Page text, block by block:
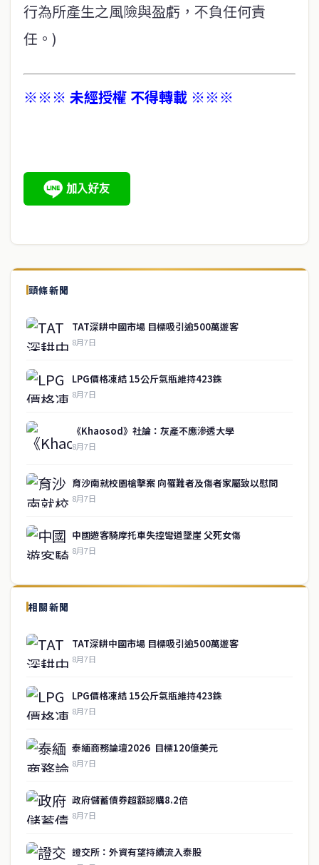
行為所產生之風險與盈虧，不負任何責
任。)
※※※ 未經授權 不得轉載 ※※※
頭條新聞
TAT深耕中國市場 目標吸引逾500萬遊客
8月7日
LPG價格凍結 15公斤氣瓶維持423銖
8月7日
《Khaosod》社論：灰產不應滲透大學
8月7日
育沙南就校園槍擊案 向罹難者及傷者家屬致以慰問
8月7日
中國遊客騎摩托車失控彎道墜崖 父死女傷
8月7日
相關新聞
TAT深耕中國市場 目標吸引逾500萬遊客
8月7日
LPG價格凍結 15公斤氣瓶維持423銖
8月7日
泰緬商務論壇2026 目標120億美元
8月7日
政府儲蓄債券超額認購8.2倍
8月7日
證交所：外資有望持續流入泰股
泰國中文新聞（TCN）是一家總部設於曼谷的中文新聞媒體，致力於
報導泰國當地政治、經濟、華人社群與社會時事，為在泰華人讀者提
供即時、客觀、多元的中文新聞內容。
快速連結
即時
政治
綜合
工商
service@thaichinesenews.com ↑ 回到頂端